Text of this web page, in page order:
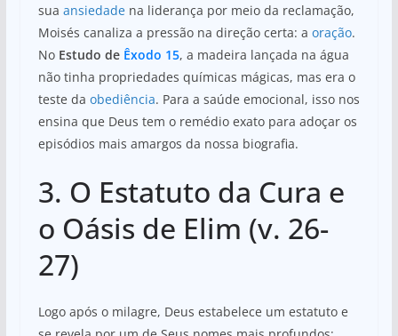
sua ansiedadena liderança por meio da reclamação,
Moisés canaliza a pressão na direção certa: a oração.
No Estudo de Êxodo 15, a madeira lançada na água
não tinha propriedades químicas mágicas, mas era o
teste da obediência. Para a saúde emocional, isso nos
ensina que Deus tem o remédio exato para adoçar os
episódios mais amargos da nossa biografia.
3. O Estatuto da Cura e
o Oásis de Elim (v. 26-
27)
Logo após o milagre, Deus estabelece um estatuto e